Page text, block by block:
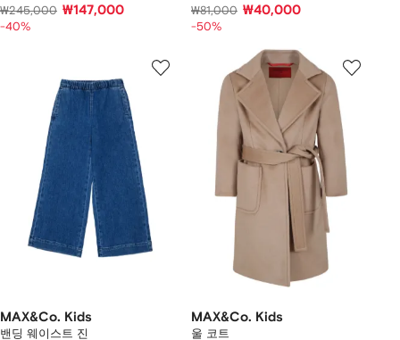
₩245,000 ₩147,000
-40%
₩81,000 ₩40,000
-50%
MAX&Co. Kids
밴딩 웨이스트 진
MAX&Co. Kids
울 코트